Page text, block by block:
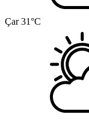
Çar 31°C